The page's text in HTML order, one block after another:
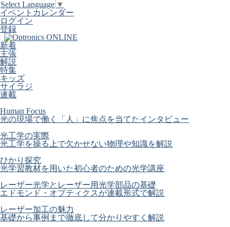
Select Language ▼
イベントカレンダー
ログイン
登録
新着
主張
解説
特集
キッズ
サイラジ
連載
Human Focus
光の現場で働く「人」に焦点を当てたインタビュー
光工学の実際
光工学を操る上で欠かせない物理や知識を解説
ひかり探究
光学習教材を用いた初心者のための光学講座
レーザー光学とレーザー用光学部品の基礎
エドモンド・オプティクスが連載形式で解説
レーザー加工の魅力
基礎から事例まで徹底して分かりやすく解説